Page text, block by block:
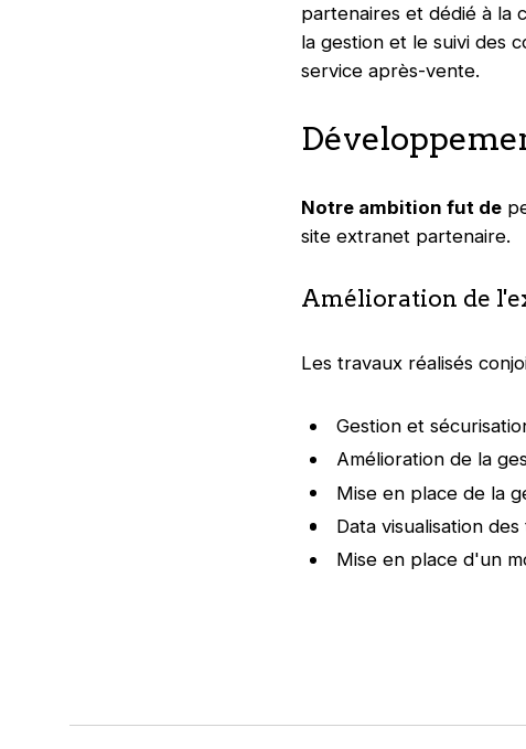
partenaires et dédié à la
la gestion et le suivi des
service après-vente.
Notre ambition fut de
site extranet partenaire.
Amélioration de
Les travaux réalisés
Gestion et
Amélioration de la
Mise en place de la
Data visualisation
Mise en place d'un